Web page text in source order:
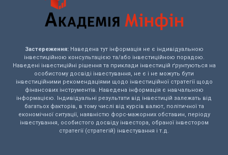
Застереження:Наведена тут інформація не є індивідуальною
інвестиційною консультацією та/або інвестиційною порадою.
Наведені інвестиційні рішення та приклади інвестицій ґрунтуються на
особистому досвіді інвестування, не є і не можуть бути
інвестиційними рекомендаціями щодо інвестиційної стратегії щодо
фінансових інструментів. Наведена інформація є навчальною
інформацією. Індивідуальні результати від інвестицій залежать від
багатьох факторів, в тому числі від курсів валют, політичної та
економічної ситуації, наявністю форс-мажорних обставин, періоду
інвестування, особистого досвіду інвестора, обраної інвестором
стратегії (стратегій) інвестування і т.д.